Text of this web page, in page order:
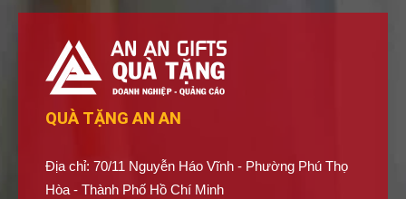
QUÀ TẶNG AN AN
Địa chỉ: 70/11 Nguyễn Háo Vĩnh - Phường Phú Thọ
Hòa - Thành Phố Hồ Chí Minh